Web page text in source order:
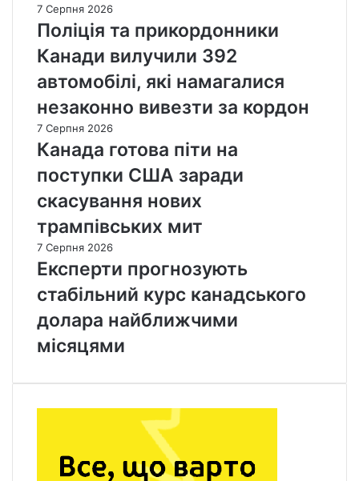
7 Серпня 2026
Поліція та прикордонники
Канади вилучили 392
автомобілі, які намагалися
незаконно вивезти за кордон
7 Серпня 2026
Канада готова піти на
поступки США заради
скасування нових
трампівських мит
7 Серпня 2026
Експерти прогнозують
стабільний курс канадського
долара найближчими
місяцями